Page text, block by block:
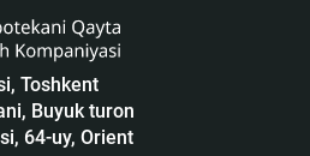
Toshkent
Buyuk turon
64-uy, Orient